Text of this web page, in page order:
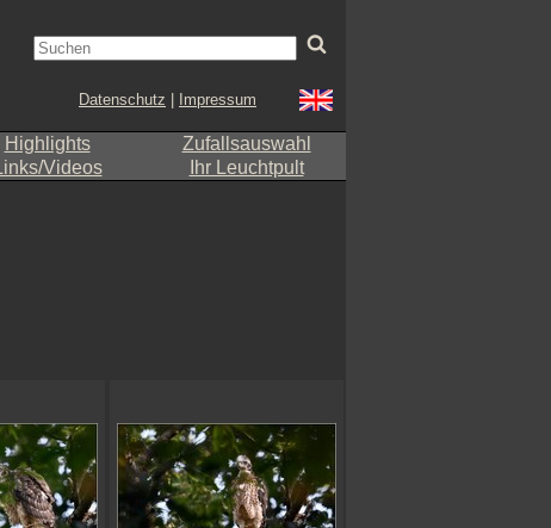
Datenschutz Impressum
Highlights
Zufallsauswahl
Videos Ihr Leuchtpult